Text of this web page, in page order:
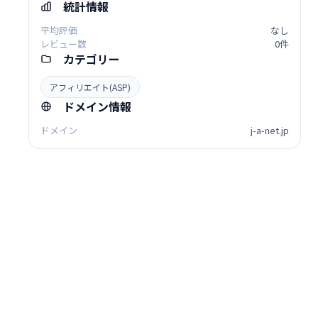
統計情報
平均評価
なし
レビュー数
0件
カテゴリー
アフィリエイト(ASP)
ドメイン情報
ドメイン j-a-net.jp